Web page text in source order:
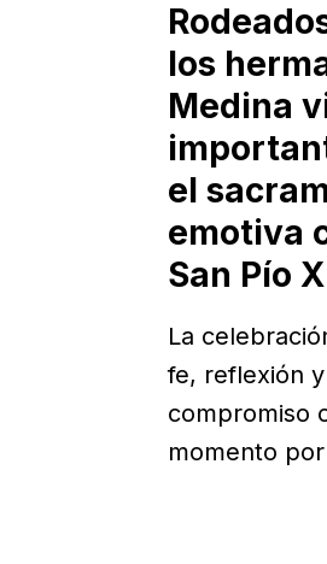
los
Medina
el
emotiva
San Pío
La
fe, reflexión
compromiso
momento